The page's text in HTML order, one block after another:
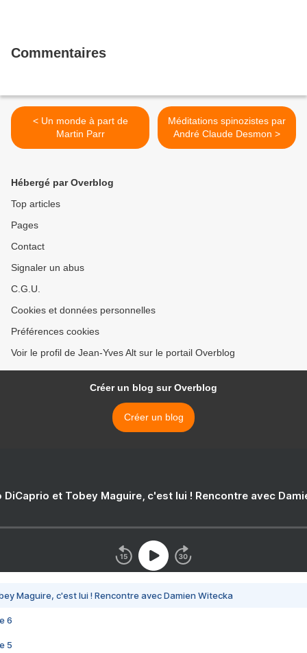
Commentaires
< Un monde à part de
Martin Parr
Méditations spinozistes par
André Claude Desmon >
Hébergé par Overblog
Top articles
Pages
Contact
Signaler un abus
C.G.U.
Cookies et données personnelles
Préférences cookies
Voir le profil de Jean-Yves Alt sur le portail Overblog
Créer un blog sur Overblog
Créer un blog
DiCaprio et Tobey Maguire, c'est lui ! Rencontre avec
Maguire, c'est lui ! Rencontre avec Damien Witecka
6
5